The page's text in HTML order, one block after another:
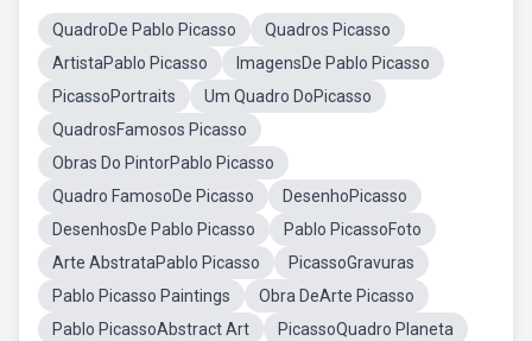
QuadroDe Pablo Picasso
Quadros Picasso
ArtistaPablo Picasso
ImagensDe Pablo Picasso
PicassoPortraits
Um Quadro DoPicasso
QuadrosFamosos Picasso
Obras Do PintorPablo Picasso
Quadro FamosoDe Picasso
DesenhoPicasso
DesenhosDe Pablo Picasso
Pablo PicassoFoto
Arte AbstrataPablo Picasso
PicassoGravuras
Pablo Picasso Paintings
Obra DeArte Picasso
Pablo PicassoAbstract Art
PicassoQuadro Planeta